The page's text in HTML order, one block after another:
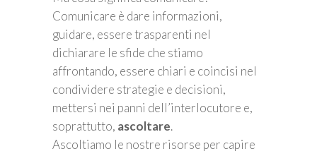
Comunicare è dare informazioni,
guidare, essere trasparenti nel
dichiarare le sfide che stiamo
affrontando, essere chiari e coincisi nel
condividere strategie e decisioni,
mettersi nei panni dell’interlocutore e,
soprattutto, ascoltare.
Ascoltiamo le nostre risorse per capire